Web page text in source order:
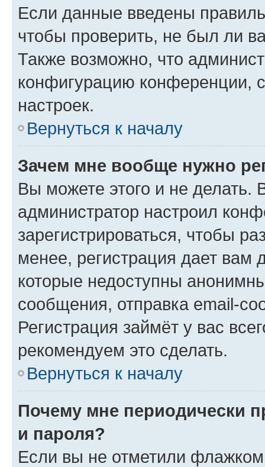
Если данные введены
чтобы проверить, не был ли
Также возможно, что
конфигурацию конференции,
настроек.
Вернуться к началу
Зачем мне вообще нужно
Вы можете этого и не делать.
администратор настроил
зарегистрироваться, чтобы
менее, регистрация дает вам
которые недоступны
сообщения, отправка email-
Регистрация займёт у вас
рекомендуем это сделать.
Вернуться к началу
Почему мне периодически
и пароля?
Если вы не отметили